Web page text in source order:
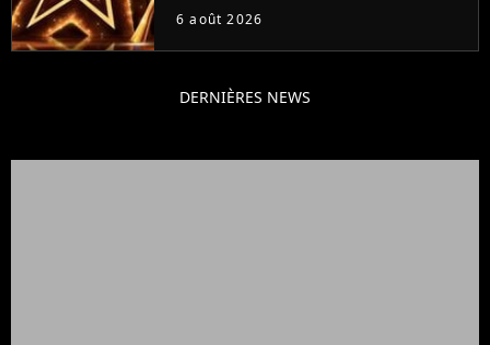
6 août 2026
DERNIÈRES NEWS